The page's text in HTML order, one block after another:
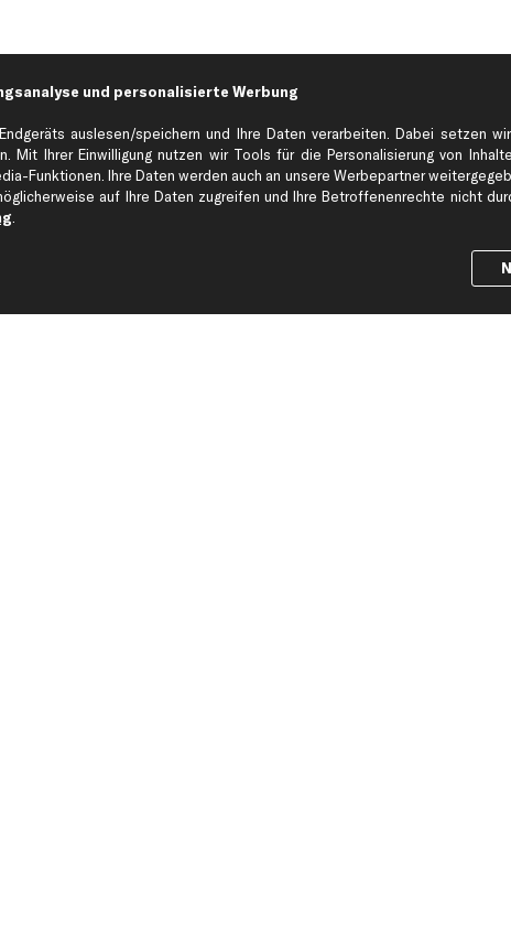
Hilfe & Support Top
und personalisierte Werbung
auslesen/speichern und Ihre Daten verarbeiten. Dabei setzen
Mit Ihrer Einwilligung nutzen wir Tools für die Personalisierung von
Funktionen. Ihre Daten werden auch an unsere Werbepartner
auf Ihre Daten zugreifen und Ihre Betroffenenrechte nicht